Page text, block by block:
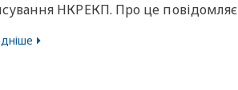
НКРЕКП. Про це